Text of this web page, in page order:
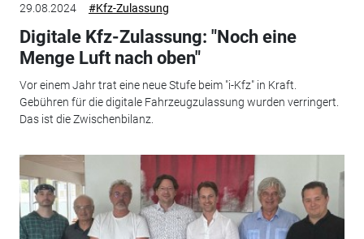
29.08.2024 #Kfz-Zulassung
Digitale Kfz-Zulassung: "Noch eine
Menge Luft nach oben"
Vor einem Jahr trat eine neue Stufe beim "i-Kfz" in Kraft.
Gebühren für die digitale Fahrzeugzulassung wurden verringert.
Das ist die Zwischenbilanz.